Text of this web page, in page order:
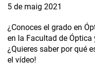
5 de maig 2021
¿Conoces el grado en
en la Facultad de Óptica
¿Quieres saber por qué
el vídeo!